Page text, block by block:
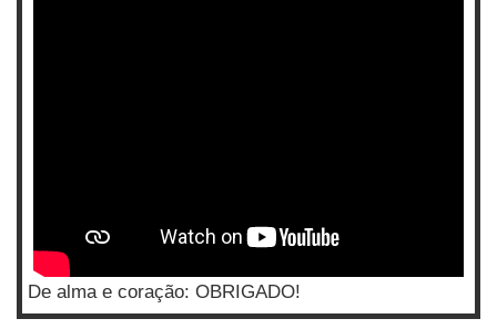
De alma e coração: OBRIGADO!